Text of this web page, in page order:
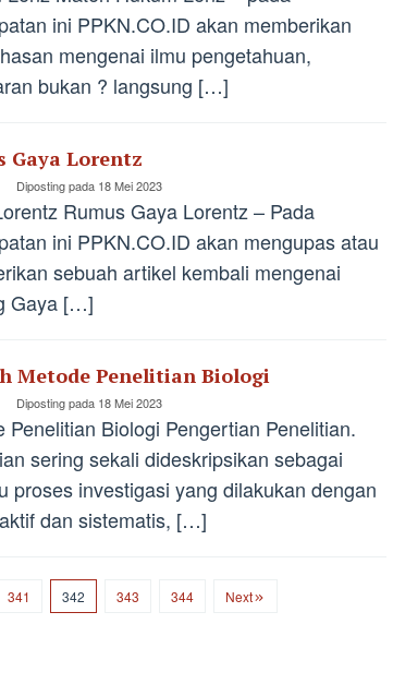
ini PPKN.CO.ID akan memberikan
mengenai ilmu pengetahuan,
bukan ? langsung […]
Gaya Lorentz
Diposting pada 18 Mei 2023
Rumus Gaya Lorentz – Pada
ini PPKN.CO.ID akan mengupas atau
sebuah artikel kembali mengenai
Gaya […]
Metode Penelitian Biologi
Diposting pada 18 Mei 2023
Penelitian Biologi Pengertian Penelitian.
sering sekali dideskripsikan sebagai
proses investigasi yang dilakukan dengan
dan sistematis, […]
341 342 343 344 Next